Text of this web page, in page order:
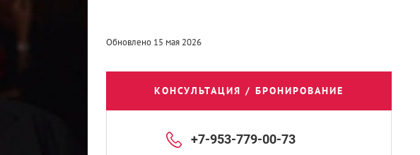
Обновлено 15 мая 2026
КОНСУЛЬТАЦИЯ / БРОНИРОВАНИЕ
+7-953-779-00-73